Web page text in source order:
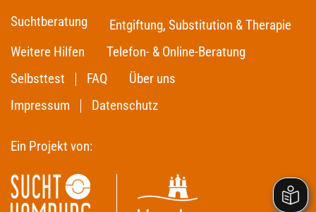
Suchtberatung
Entgiftung, Substitution & Therapie
Weitere Hilfen
Telefon- & Online-Beratung
Selbsttest
FAQ
Über uns
Impressum
Datenschutz
Ein Projekt von: